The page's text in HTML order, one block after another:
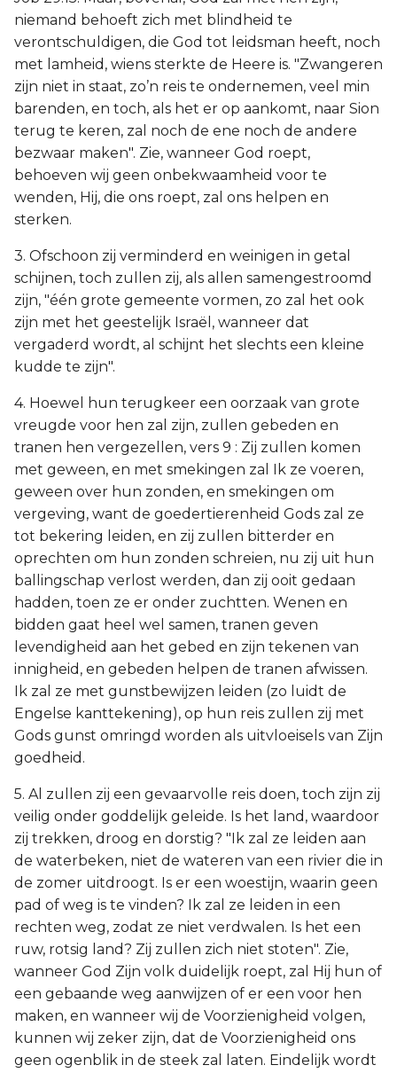
niemand behoeft zich met blindheid te
verontschuldigen, die God tot leidsman heeft, noch
met lamheid, wiens sterkte de Heere is. "Zwangeren
zijn niet in staat, zo’n reis te ondernemen, veel min
barenden, en toch, als het er op aankomt, naar Sion
terug te keren, zal noch de ene noch de andere
bezwaar maken". Zie, wanneer God roept,
behoeven wij geen onbekwaamheid voor te
wenden, Hij, die ons roept, zal ons helpen en
sterken.
3. Ofschoon zij verminderd en weinigen in getal
schijnen, toch zullen zij, als allen samengestroomd
zijn, "één grote gemeente vormen, zo zal het ook
zijn met het geestelijk Israël, wanneer dat
vergaderd wordt, al schijnt het slechts een kleine
kudde te zijn".
4. Hoewel hun terugkeer een oorzaak van grote
vreugde voor hen zal zijn, zullen gebeden en
tranen hen vergezellen, vers 9 : Zij zullen komen
met geween, en met smekingen zal Ik ze voeren,
geween over hun zonden, en smekingen om
vergeving, want de goedertierenheid Gods zal ze
tot bekering leiden, en zij zullen bitterder en
oprechten om hun zonden schreien, nu zij uit hun
ballingschap verlost werden, dan zij ooit gedaan
hadden, toen ze er onder zuchtten. Wenen en
bidden gaat heel wel samen, tranen geven
levendigheid aan het gebed en zijn tekenen van
innigheid, en gebeden helpen de tranen afwissen.
Ik zal ze met gunstbewijzen leiden (zo luidt de
Engelse kanttekening), op hun reis zullen zij met
Gods gunst omringd worden als uitvloeisels van Zijn
goedheid.
5. Al zullen zij een gevaarvolle reis doen, toch zijn zij
veilig onder goddelijk geleide. Is het land, waardoor
zij trekken, droog en dorstig? "Ik zal ze leiden aan
de waterbeken, niet de wateren van een rivier die in
de zomer uitdroogt. Is er een woestijn, waarin geen
pad of weg is te vinden? Ik zal ze leiden in een
rechten weg, zodat ze niet verdwalen. Is het een
ruw, rotsig land? Zij zullen zich niet stoten". Zie,
wanneer God Zijn volk duidelijk roept, zal Hij hun of
een gebaande weg aanwijzen of er een voor hen
maken, en wanneer wij de Voorzienigheid volgen,
kunnen wij zeker zijn, dat de Voorzienigheid ons
geen ogenblik in de steek zal laten. Eindelijk wordt